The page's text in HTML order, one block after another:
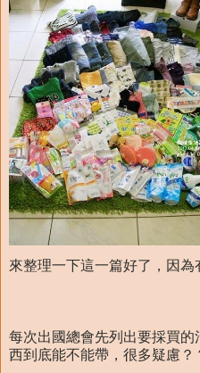
來整理一下這一篇好了，因為
每次出國總會先列出要採買
西到底能不能帶，很多疑慮？